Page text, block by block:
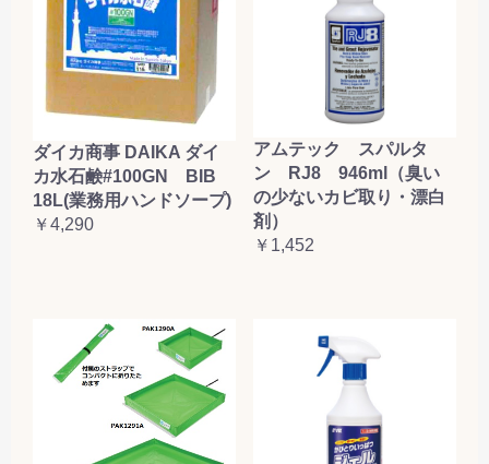
ダイカ商事 DAIKA ダイ
カ水石鹸#100GN BIB
18L(業務用ハンドソープ)
￥4,290
アムテック スパルタ
ン RJ8 946ml（臭い
の少ないカビ取り・漂白
剤）
￥1,452